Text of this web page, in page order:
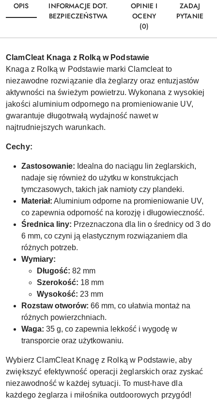
OPIS
INFORMACJE DOT.
BEZPIECZEŃSTWA
OPINIE I
OCENY
(0)
ZADAJ
PYTANIE
ClamCleat Knaga z Rolką w Podstawie
Knaga z Rolką w Podstawie marki Clamcleat to
niezawodne rozwiązanie dla żeglarzy oraz entuzjastów
aktywności na świeżym powietrzu. Wykonana z wysokiej
jakości aluminium odpornego na promieniowanie UV,
gwarantuje długotrwałą wydajność nawet w
najtrudniejszych warunkach.
Cechy:
Zastosowanie: Idealna do naciągu lin żeglarskich,
nadaje się również do użytku w konstrukcjach
tymczasowych, takich jak namioty czy plandeki.
Materiał: Aluminium odporne na promieniowanie UV,
co zapewnia odporność na korozję i długowieczność.
Średnica liny: Przeznaczona dla lin o średnicy od 3 do
6 mm, co czyni ją elastycznym rozwiązaniem dla
różnych potrzeb.
Wymiary:
Długość: 82 mm
Szerokość: 18 mm
Wysokość: 23 mm
Rozstaw otworów: 66 mm, co ułatwia montaż na
różnych powierzchniach.
Waga: 35 g, co zapewnia lekkość i wygodę w
transporcie oraz użytkowaniu.
Wybierz ClamCleat Knagę z Rolką w Podstawie, aby
zwiększyć efektywność operacji żeglarskich oraz zyskać
niezawodność w każdej sytuacji. To must-have dla
każdego żeglarza i miłośnika outdoorowych przygód!